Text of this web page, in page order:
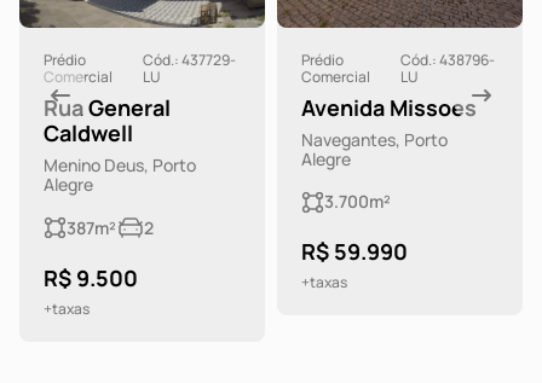
Prédio
Comercial
Cód.: 437729-
LU
Rua General
Caldwell
Menino Deus, Porto
Alegre
387m²
2
R$ 9.500
+taxas
Prédio
Comercial
Cód.: 438796-
LU
Avenida Missoes
Navegantes, Porto
Alegre
3.700m²
R$ 59.990
+taxas